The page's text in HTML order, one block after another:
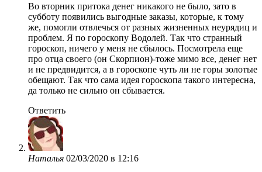
Во вторник притока денег никакого не было, зато в
субботу появились выгодные заказы, которые, к тому
же, помогли отвлечься от разных жизненных неурядиц и
проблем. Я по гороскопу Водолей. Так что странный
гороскоп, ничего у меня не сбылось. Посмотрела еще
про отца своего (он Скорпион)-тоже мимо все, денег нет
и не предвидится, а в гороскопе чуть ли не горы золотые
обещают. Так что сама идея гороскопа такого интересна,
да только не сильно он сбывается.
Ответить
Наталья 02/03/2020 в 12:16